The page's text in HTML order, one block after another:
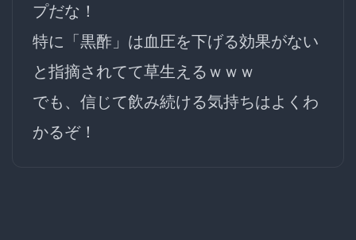
プだな！
特に「黒酢」は血圧を下げる効果がない
と指摘されてて草生えるｗｗｗ
でも、信じて飲み続ける気持ちはよくわ
かるぞ！